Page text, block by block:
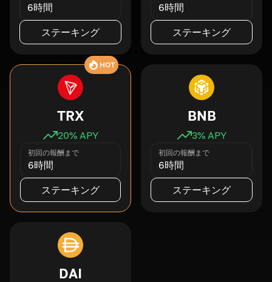
6時間
ステーキング
6時間
ステーキング
HOT
TRX
20% APY
初回の報酬まで
6時間
ステーキング
BNB
3% APY
初回の報酬まで
6時間
ステーキング
DAI